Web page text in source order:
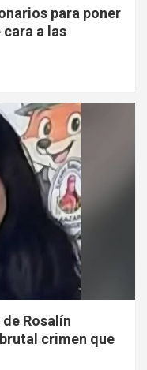
para poner
cara a las
Rosalín
crimen que